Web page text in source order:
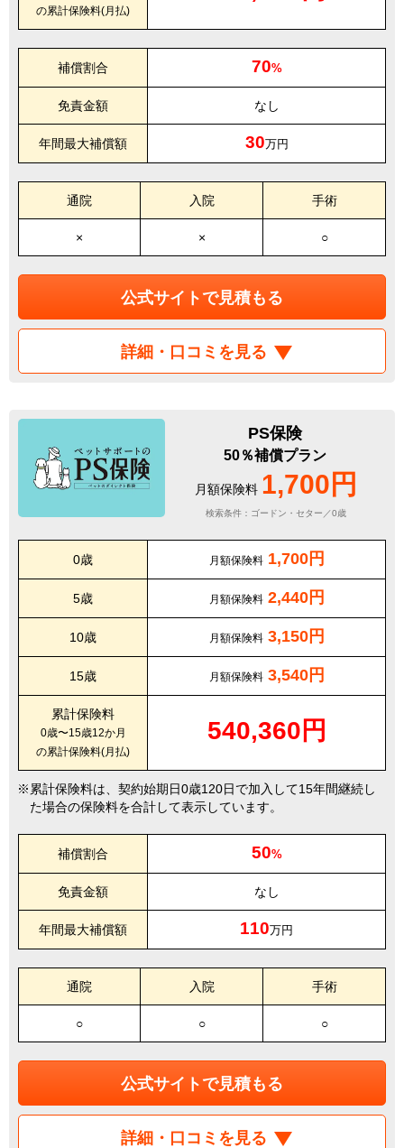
の累計保険料(月払)
補償割合 70%
免責金額 なし
年間最大補償額 30万円
通院 入院 手術
× × ○
公式サイトで見積もる
詳細・口コミを見る
PS保険
50％補償プラン
月額保険料 1,700円
検索条件：ゴードン・セター／0歳
0歳 月額保険料 1,700円
5歳 月額保険料 2,440円
10歳 月額保険料 3,150円
15歳 月額保険料 3,540円
累計保険料
0歳〜15歳12か月
の累計保険料(月払)
540,360円
累計保険料は、契約始期日0歳120日で加入して15年間継続し
た場合の保険料を合計して表示しています。
補償割合 50%
免責金額 なし
年間最大補償額 110万円
通院 入院 手術
○ ○ ○
公式サイトで見積もる
詳細・口コミを見る